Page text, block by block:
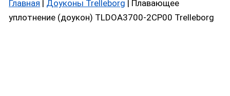
Главная | Доуконы Trelleborg | Плавающее
уплотнение (доукон) TLDOA3700-2CP00 Trelleborg